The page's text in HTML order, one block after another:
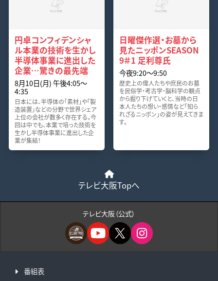
円卓コンフィデンシャ
ル本業の技術を生かし
半導体事業に進出した
企業…驚きの最先端
8月10日(月) 午後4:05〜
4:35
日本には、半導体の「素材」や「製
造装置」などの分野で世界シェア
上位の会社が数多く存在する。今
回は中でも、本業で培った技術を
生かし半導体事業に進出した企
業が集結！
日曜傑作選・お墓から
見たニッポンSEASON
9＃1 足利尊氏
今夜9:20〜9:50
歴史上の偉人たちや庶民のお墓
を民俗学・考古学・脳科学の観点
から掘り下げていくと、当時の日
本人たちの想い・感情など「知ら
れざるニッポン」の姿が見えてきま
す。
テレビ大阪Topへ
テレビ大阪（公式）
番組表